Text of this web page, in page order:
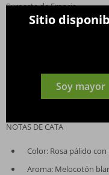
Sitio
Soy mayor
Suroeste de Francia
ALCOHOL
Fermentación sin crianza
NOTAS DE CATA
Color: Rosa pálido
Aroma: Melocotón